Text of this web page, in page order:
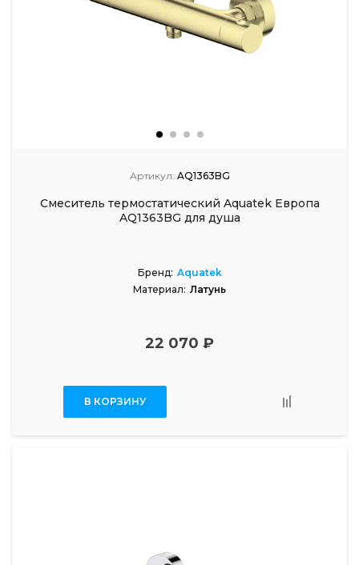
Артикул: AQ1363BG
Смеситель термостатический Aquatek Европа
AQ1363BG для душа
Бренд: Aquatek
Материал: Латунь
22 070 ₽
В КОРЗИНУ